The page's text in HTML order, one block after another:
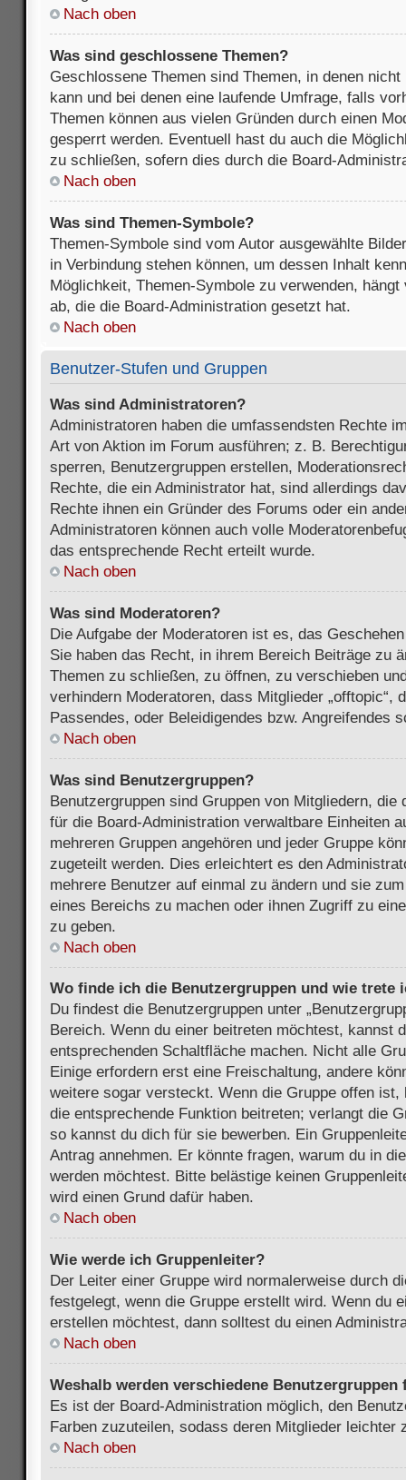
Nach oben
Was sind geschlossene Themen?
Geschlossene Themen sind Themen, in denen
kann und bei denen eine laufende Umfrage, falls
Themen können aus vielen Gründen durch einen
gesperrt werden. Eventuell hast du auch die
zu schließen, sofern dies durch die Board-
Nach oben
Was sind Themen-Symbole?
Themen-Symbole sind vom Autor ausgewählte
in Verbindung stehen können, um dessen Inhalt
Möglichkeit, Themen-Symbole zu verwenden,
ab, die die Board-Administration gesetzt hat.
Nach oben
Benutzer-Stufen und Gruppen
Was sind Administratoren?
Administratoren haben die umfassendsten Rechte
Art von Aktion im Forum ausführen; z. B.
sperren, Benutzergruppen erstellen,
Rechte, die ein Administrator hat, sind allerdings
Rechte ihnen ein Gründer des Forums oder ein
Administratoren können auch volle
das entsprechende Recht erteilt wurde.
Nach oben
Was sind Moderatoren?
Die Aufgabe der Moderatoren ist es, das
Sie haben das Recht, in ihrem Bereich Beiträge zu
Themen zu schließen, zu öffnen, zu verschieben
verhindern Moderatoren, dass Mitglieder „offtopic“,
Passendes, oder Beleidigendes bzw. Angreifendes
Nach oben
Was sind Benutzergruppen?
Benutzergruppen sind Gruppen von Mitgliedern, die
für die Board-Administration verwaltbare Einheiten
mehreren Gruppen angehören und jeder Gruppe
zugeteilt werden. Dies erleichtert es den
mehrere Benutzer auf einmal zu ändern und sie
eines Bereichs zu machen oder ihnen Zugriff zu
zu geben.
Nach oben
Wo finde ich die Benutzergruppen und wie trete
Du findest die Benutzergruppen unter
Bereich. Wenn du einer beitreten möchtest, kannst
entsprechenden Schaltfläche machen. Nicht alle
Einige erfordern erst eine Freischaltung, andere
weitere sogar versteckt. Wenn die Gruppe offen
die entsprechende Funktion beitreten; verlangt die
so kannst du dich für sie bewerben. Ein
Antrag annehmen. Er könnte fragen, warum du in
werden möchtest. Bitte belästige keinen
wird einen Grund dafür haben.
Nach oben
Wie werde ich Gruppenleiter?
Der Leiter einer Gruppe wird normalerweise durch
festgelegt, wenn die Gruppe erstellt wird. Wenn du
erstellen möchtest, dann solltest du einen
Nach oben
Weshalb werden verschiedene
Es ist der Board-Administration möglich, den
Farben zuzuteilen, sodass deren Mitglieder leichter
Nach oben